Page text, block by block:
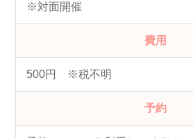
※対面開催
費用
500円 ※税不明
予約